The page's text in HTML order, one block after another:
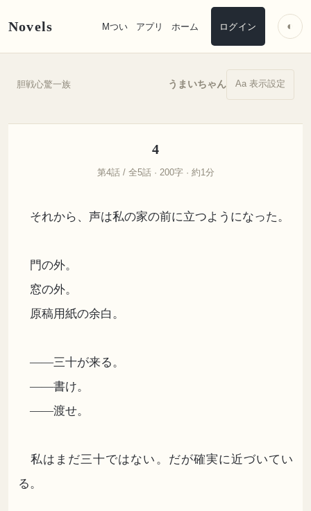
Novels Mつい アプリ ホーム ログイン ◐
胆戦心驚一族 うまいちゃん Aa 表示設定
4
第4話 / 全5話 · 200字 · 約1分
それから、声は私の家の前に立つようになった。
門の外。
窓の外。
原稿用紙の余白。
――三十が来る。
――書け。
――渡せ。
私はまだ三十ではない。だが確実に近づいてい
る。